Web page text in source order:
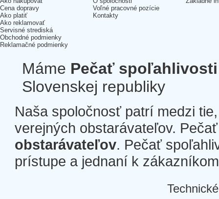
Cena dopravy
Ako platiť
Ako reklamovať
Servisné strediská
Obchodné podmienky
Reklamačné podmienky
Voľné pracovné pozície
Kontakty
Máme Pečať spoľahlivosti
Slovenskej republiky
Naša spoločnosť patrí medzi
verejných obstarávateľov.
obstarávateľov. Pečať
prístupe a jednaní k